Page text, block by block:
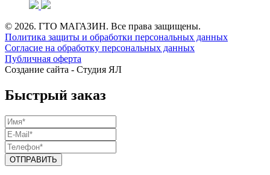
© 2026. ГТО МАГАЗИН. Все права защищены.
Политика защиты и обработки персональных данных
Согласие на обработку персональных данных
Публичная оферта
Создание сайта - Студия ЯЛ
Быстрый заказ